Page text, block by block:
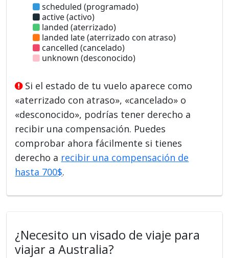
scheduled (programado)
active (activo)
landed (aterrizado)
landed late (aterrizado con atraso)
cancelled (cancelado)
unknown (desconocido)
Si el estado de tu vuelo aparece como
«aterrizado con atraso», «cancelado» o
«desconocido», podrías tener derecho a
recibir una compensación. Puedes
comprobar ahora fácilmente si tienes
derecho a recibir una compensación de
hasta 700$.
¿Necesito un visado de viaje para
viajar a Australia?